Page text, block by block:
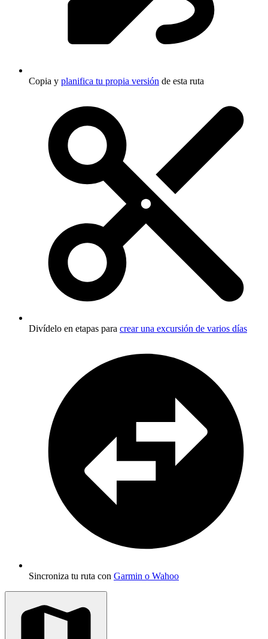
Copia y planifica tu propia versión de esta ruta
Divídelo en etapas para crear una excursión de varios días
Sincroniza tu ruta con Garmin o Wahoo